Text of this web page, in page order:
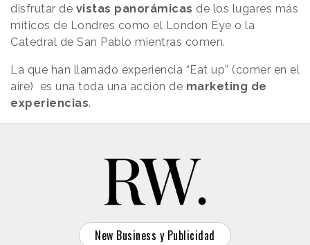
disfrutar de vistas panorámicas de los lugares más
míticos de Londres como el London Eye o la
Catedral de San Pablo mientras comen.
La que han llamado experiencia “Eat up” (comer en el
aire) es una toda una acción de marketing de
experiencias.
New Business y Publicidad